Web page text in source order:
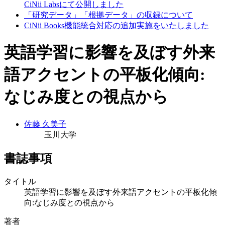
CiNii Labsにて公開しました
「研究データ」「根拠データ」の収録について
CiNii Books機能統合対応の追加実施をいたしました
英語学習に影響を及ぼす外来
語アクセントの平板化傾向:
なじみ度との視点から
佐藤 久美子
玉川大学
書誌事項
タイトル
英語学習に影響を及ぼす外来語アクセントの平板化傾
向:なじみ度との視点から
著者